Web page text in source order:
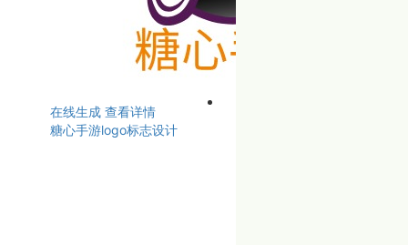
在线生成 查看详情
糖心手游logo标志设计